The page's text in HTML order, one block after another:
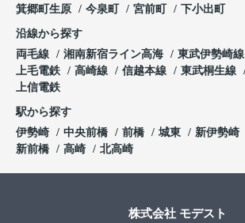
箕郷町生原
今泉町 宮前町 下小出町
沿線から探す
両毛線
湘南新宿ライン高海 東武伊勢崎線
上毛電鉄
高崎線 信越本線 東武桐生線
上信電鉄
駅から探す
伊勢崎
中央前橋 前橋 城東 新伊勢崎
新前橋
高崎 北高崎
株式会社 モデスト